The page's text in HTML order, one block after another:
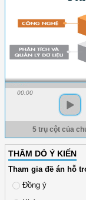
00:00
5 trụ cột của
THĂM DÒ Ý KIẾN
Tham gia đề án hỗ
Đồng ý